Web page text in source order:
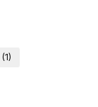
(1)